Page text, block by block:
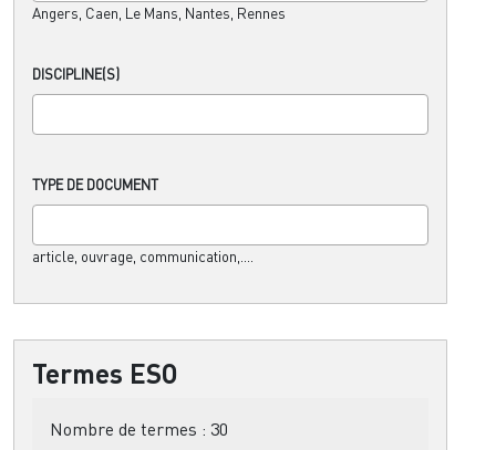
Angers, Caen, Le Mans, Nantes, Rennes
DISCIPLINE(S)
TYPE DE DOCUMENT
article, ouvrage, communication,....
Termes ESO
Nombre de termes : 30